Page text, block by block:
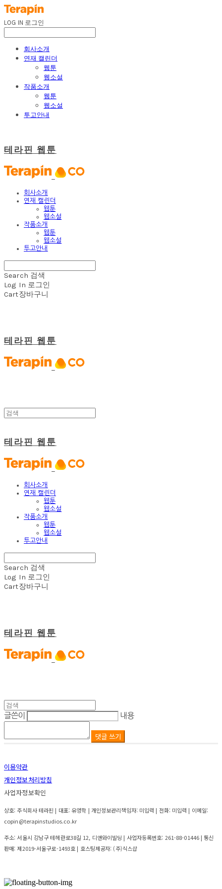
LOG IN 로그인
회사소개
연재 캘린더
웹툰
웹소설
작품소개
웹툰
웹소설
투고안내
테라핀 웹툰
회사소개
연재 캘린더
웹툰
웹소설
작품소개
웹툰
웹소설
투고안내
Search 검색
Log In 로그인
Cart장바구니
테라핀 웹툰
테라핀 웹툰
회사소개
연재 캘린더
웹툰
웹소설
작품소개
웹툰
웹소설
투고안내
Search 검색
Log In 로그인
Cart장바구니
테라핀 웹툰
글쓴이 내용
댓글 쓰기
이용약관
개인정보처리방침
사업자정보확인
상호: 주식회사 테라핀 | 대표: 유영학 | 개인정보관리책임자: 미입력 | 전화: 미입력 | 이메일:
copin@terapinstudios.co.kr
주소: 서울시 강남구 테헤란로38길 12, 디앤와이빌딩 | 사업자등록번호: 261-88-01446| 통신
판매: 제2019-서울구로-1493호 | 호스팅제공자: (주)식스샵